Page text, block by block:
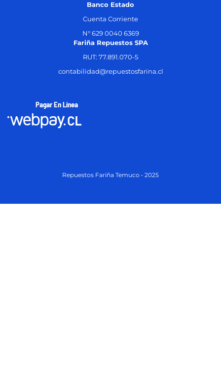
Banco Estado
Cuenta Corriente
N° 629 0040 6369
Fariña Repuestos SPA
RUT: 77.891.070-5
contabilidad@repuestosfarina.cl
Pagar En Línea
Repuestos Fariña Temuco • 2025